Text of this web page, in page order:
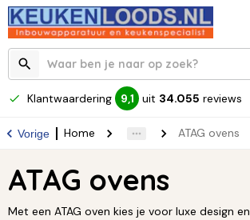
Klantwaardering 9,1 uit 34.055 reviews
Vorige Home ATAG ovens
ATAG ovens
Met een ATAG oven kies je voor luxe design en